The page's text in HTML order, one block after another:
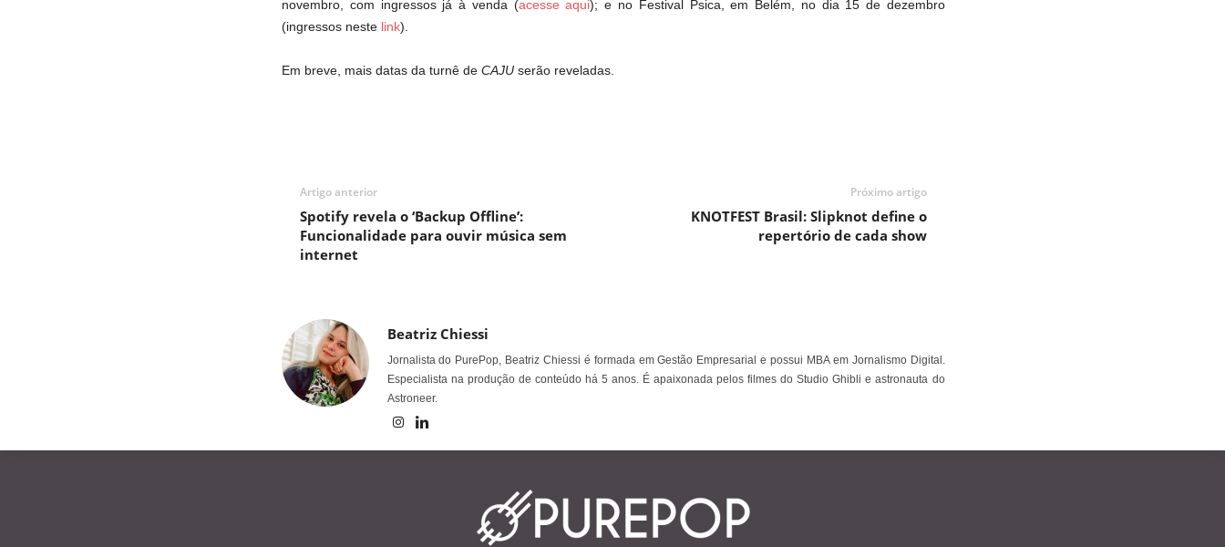
novembro, com ingressos já à venda (acesse aqui); e no Festival Psica, em Belém, no dia 15 de dezembro
(ingressos neste link).
Em breve, mais datas da turnê de CAJU serão reveladas.
Artigo anterior
Spotify revela o ‘Backup Offline’:
Funcionalidade para ouvir música sem
internet
Próximo artigo
KNOTFEST Brasil: Slipknot define o
repertório de cada show
Beatriz Chiessi
Jornalista do PurePop, Beatriz Chiessi é formada em Gestão Empresarial e possui MBA em Jornalismo Digital.
Especialista na produção de conteúdo há 5 anos. É apaixonada pelos filmes do Studio Ghibli e astronauta do
Astroneer.